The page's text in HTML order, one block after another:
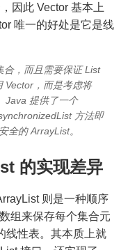
因此 Vector 基本上
唯一的好处是它是线
合，而且需要保证 List
Vector，而是考虑将
Java 提供了一个
方法即
全的 ArrayList。
的实现差异
则是一种顺序
组来保存每个集合元
线性表。其本质上就